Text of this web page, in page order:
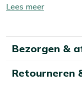
onderrug, zodat je
uitleest in je
meteen voor wat
dat je je hele set
Toon/
Bezorgen &
Retourneren